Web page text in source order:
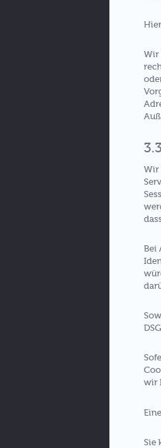
Wir
Wir
Bei
wir
Sie